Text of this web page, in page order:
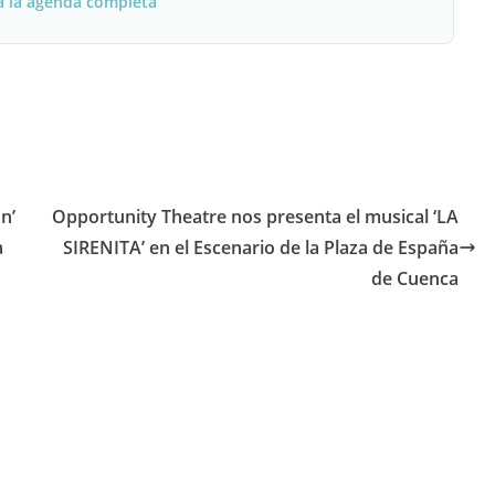
Opportunity Theatre nos presenta el musical ‘LA
SIRENITA’ en el Escenario de la Plaza de España
de Cuenca